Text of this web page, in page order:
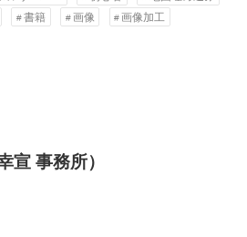
書籍 画像 画像加工
事務所）